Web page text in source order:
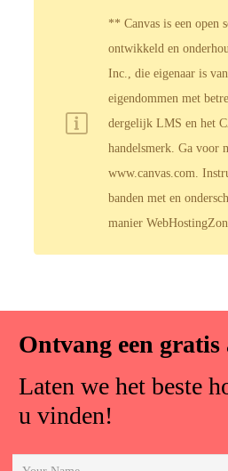
** Canvas is een open
ontwikkeld en
Inc., die eigenaar is
eigendommen met
dergelijk LMS en het
handelsmerk. Ga voor
www.canvas.com.
banden met en
manier
Ontvang een gratis
Laten we het beste
u vinden!